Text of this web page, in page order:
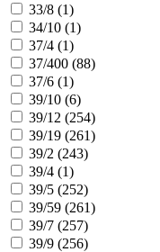
33/8 (1)
34/10 (1)
37/4 (1)
37/400 (88)
37/6 (1)
39/10 (6)
39/12 (254)
39/19 (261)
39/2 (243)
39/4 (1)
39/5 (252)
39/59 (261)
39/7 (257)
39/9 (256)